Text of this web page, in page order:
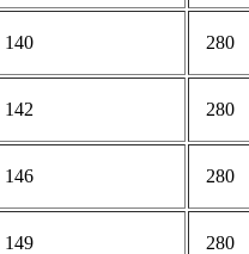
140 280
142 280
146 280
149 280